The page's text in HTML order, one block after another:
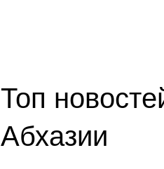
Топ
Абхазии